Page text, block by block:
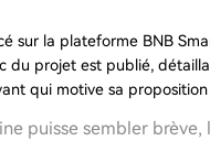
sur la plateforme BNB
du projet est publié,
qui motive sa proposition
puisse sembler